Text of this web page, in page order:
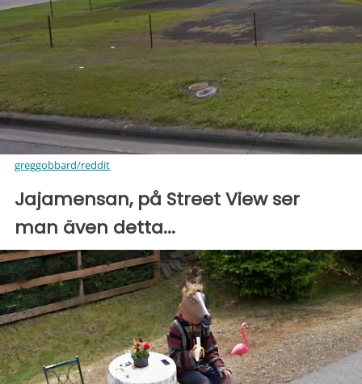
greggobbard/reddit
Jajamensan, på Street View ser
man även detta...